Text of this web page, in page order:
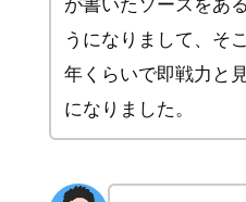
が書いたソースをあ
うになりまして、そ
年くらいで即戦力と
になりました。